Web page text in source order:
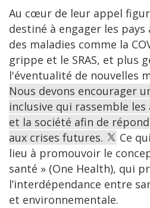
Au cœur de leur appel
destiné à engager les
des maladies comme la
grippe et le SRAS, et plus
l'éventualité de nouvelles
Nous devons encourager
inclusive qui rassemble
et la société afin de
aux crises futures.
Ce
lieu à promouvoir le
santé » (One Health), qui
l’interdépendance entre
et environnementale.